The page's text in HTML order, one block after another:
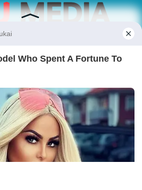
menyajikan berita aktual dan
Follow Kabarbaru